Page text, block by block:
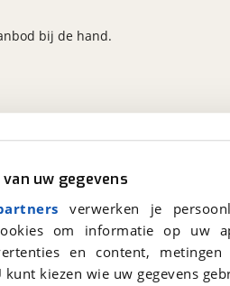
uw gegevens
verwerken je
om informatie op
en content,
kiezen wie uw gegevens
bij de hand.
en Privacyverklaring